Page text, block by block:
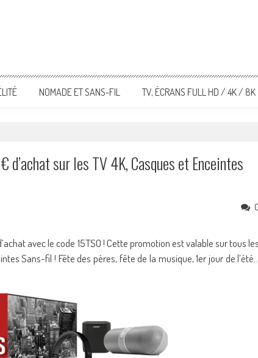
NOMADE ET SANS-FIL TV, ÉCRANS FULL HD / 4K / 8K
sur les TV 4K, Casques et Enceintes
avec le code 15TSO ! Cette promotion est valable sur tous
Sans-fil ! Fête des pères, fête de la musique, 1er jour de